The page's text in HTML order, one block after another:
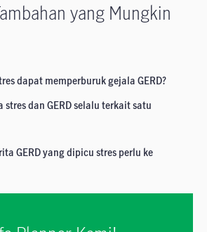
yang Mungkin
dapat memperburuk gejala GERD?
stres dan GERD selalu terkait satu
GERD yang dipicu stres perlu ke